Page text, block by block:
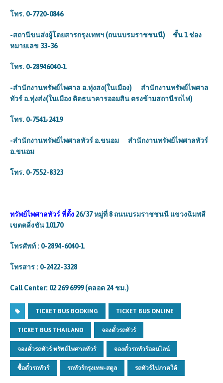
โทร. 0-7720-0846
-สถานีขนส่งผู้โดยสารกรุงเทพฯ (ถนนบรมราชชนนี) ชั้น 1 ช่อง
หมายเลข 33-36
โทร. 0-28946040-1
-สำนักงานทรัพย์ไพศาล อ.ทุ่งสง(ในเมือง) สำนักงานทรัพย์ไพศาล
ทัวร์ อ.ทุ่งส่ง(ในเมือง ติดธนาคารออมสิน ตรงข้ามสถานีรถไฟ)
โทร. 0-7541-2419
-สำนักงานทรัพย์ไพศาลทัวร์ อ.ขนอม สำนักงานทรัพย์ไพศาลทัวร์
อ.ขนอม
โทร. 0-7552-8323
ทรัพย์ไพศาลทัวร์ที่ตั้ง 26/37 หมู่ที่ 8 ถนนบรมราชชนนี แขวงฉิมพลี
เขตตลิ่งชัน 10170
โทรศัพท์ : 0-2894-6040-1
โทรสาร : 0-2422-3328
Call Center: 02 269 6999 (ตลอด 24 ชม.)
TICKET BUS BOOKING TICKET BUS ONLINE
TICKET BUS THAILAND จองตั๋วรถทัวร์
จองตั๋วรถทัวร์ ทรัพย์ไพศาลทัวร์ จองตั๋วรถทัวร์ออนไลน์
ซื้อตั๋วรถทัวร์ รถทัวร์กรุงเทพ-สตูล รถทัวร์ไปภาคใต้